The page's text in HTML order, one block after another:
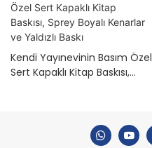
Kendi Yayınevinin Basım Özel
Sert Kapaklı Kitap Baskısı,